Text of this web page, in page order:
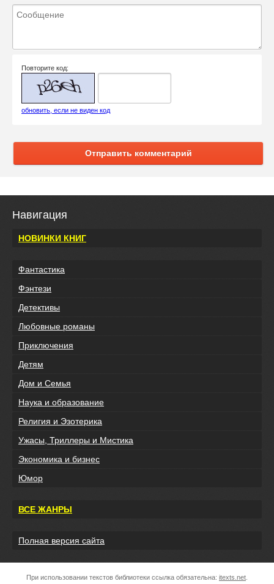
Повторите код:
обновить, если не виден код
Отправить комментарий
Навигация
НОВИНКИ КНИГ
Фантастика
Фэнтези
Детективы
Любовные романы
Приключения
Детям
Дом и Семья
Наука и образование
Религия и Эзотерика
Ужасы, Триллеры и Мистика
Экономика и бизнес
Юмор
ВСЕ ЖАНРЫ
Полная версия сайта
При использовании текстов библиотеки ссылка обязательна: itexts.net